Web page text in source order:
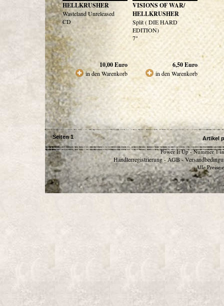
HELLKRUSHER
Wasteland Unreleased
CD
10,00Euro
in den Warenkorb
VISIONS OF WAR/
HELLKRUSHER
Split ( DIE HARD
EDITION)
7"
6,50Euro
in den Warenkorb
Seiten 1 Artikel
Power It Up - Nummer 1
Händlerregistrierung - AGB -
Alle Preise